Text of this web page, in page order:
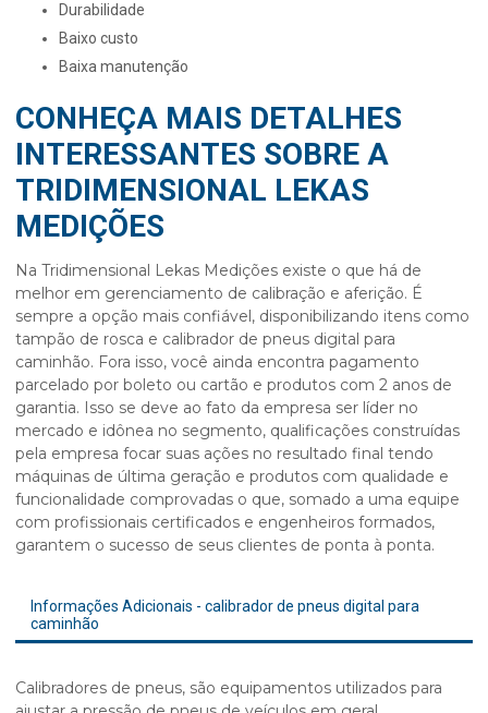
durabilidade
baixo custo
baixa manutenção
CONHEÇA MAIS DETALHES
INTERESSANTES SOBRE A
TRIDIMENSIONAL LEKAS
MEDIÇÕES
Na Tridimensional Lekas Medições existe o que há de
melhor em gerenciamento de calibração e aferição. É
sempre a opção mais confiável, disponibilizando itens como
tampão de rosca e calibrador de pneus digital para
caminhão. Fora isso, você ainda encontra pagamento
parcelado por boleto ou cartão e produtos com 2 anos de
garantia. Isso se deve ao fato da empresa ser líder no
mercado e idônea no segmento, qualificações construídas
pela empresa focar suas ações no resultado final tendo
máquinas de última geração e produtos com qualidade e
funcionalidade comprovadas o que, somado a uma equipe
com profissionais certificados e engenheiros formados,
garantem o sucesso de seus clientes de ponta à ponta.
Informações Adicionais - calibrador de pneus digital para
caminhão
Calibradores de pneus, são equipamentos utilizados para